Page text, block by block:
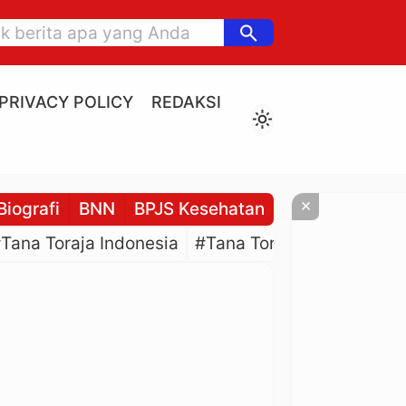
search
PRIVACY POLICY
REDAKSI
light_mode
BNN BPJS Kesehatan BPJS
Toraja Indonesia #Tana Toraja Culture
×